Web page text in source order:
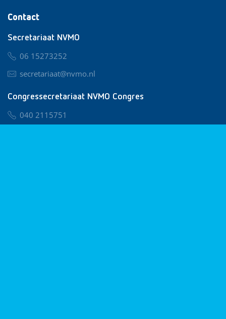
Contact
Secretariaat NVMO
06 15273252
secretariaat@nvmo.nl
Congressecretariaat NVMO Congres
040 2115751